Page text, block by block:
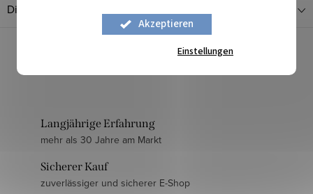
Akzeptieren
Einstellungen
Diskussion
Langjährige Erfahrung
mehr als 30 Jahre am Markt
Sicherer Kauf
zuverlässiger und sicherer E-Shop